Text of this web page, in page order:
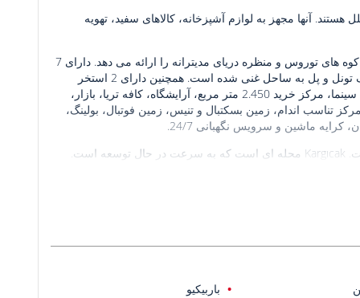
آنها مجهز به لوازم آشپزخانه، کالاهای سفید، تهویه
آپارتمان ها در مجتمعی با 25000 مترمربع زمین واقع شده اند. این مجموعه کوه های توروس و منظره دریای مدیترانه را ارائه می دهد. دارای 7
بلوک و 350 آپارتمان در کل. این مجموعه با یک ساحل خصوصی همراه با یک تونل و پل به ساحل غنی شده است. همچنین دارای 2 استخر
سرپوشیده، 2 استخر روباز و 3 استخر سرپوشیده برای کودکان است. سالن سینما، مرکز خرید 2.450 متر مربع، آرایشگاه، کافه تریا، بازار،
تناسب اندام، زمین بسکتبال و تنیس، زمین فوتبال، بولینگ،
ماشین و سرویس نگهبانی 24/7.
این مجموعه دارای موقعیت مکانی معتبر در کنار دریا در Kargıcak، آلانیا است. Kargıcak محله ای است که به سرعت در حال توسعه است.
باربیکیو